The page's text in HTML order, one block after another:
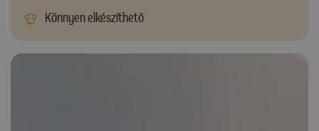
Könnyen elkészíthető